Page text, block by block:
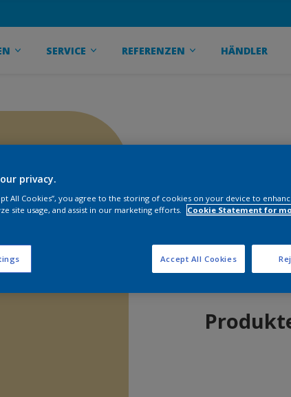
SERVICE REFERENZEN HÄNDLER
privacy.
All Cookies”, you agree to the storing of cookies on your device to
site usage, and assist in our marketing efforts.
Cookie Statement for
Accept All Cookies